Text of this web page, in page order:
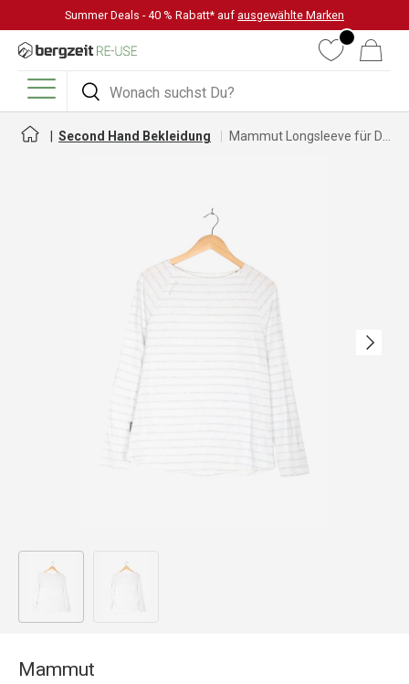
DIREKT ZUM INHALT
Summer Deals - 40 % Rabatt* auf ausgewählte Marken
Suchen
Suchen
WunschlisteWarenkorb
Menü
Second Hand Bekleidung
Nächste
Bild 1 in Galerieansicht laden
Mammut